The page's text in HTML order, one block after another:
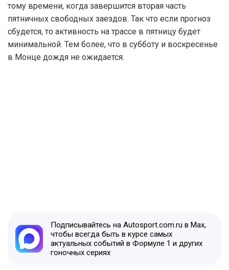
тому времени, когда завершится вторая часть
пятничных свободных заездов. Так что если прогноз
сбудется, то активность на трассе в пятницу будет
минимальной. Тем более, что в субботу и воскресенье
в Монце дождя не ожидается.
Подписывайтесь на Autosport.com.ru в Max,
чтобы всегда быть в курсе самых
актуальных событий в Формуле 1 и других
гоночных сериях